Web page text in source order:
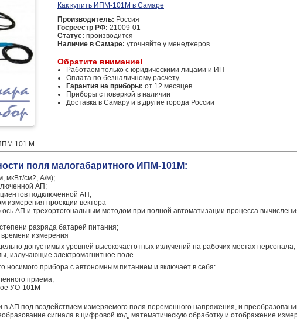
Как купить ИПМ-101М в Самаре
Производитель: Россия
Госреестр РФ: 21009-01
Статус: производится
Наличие в Самаре: уточняйте у менеджеров
Обратите внимание!
Работаем только с юридическими лицами и ИП
Оплата по безналичному расчету
Гарантия на приборы: от 12 месяцев
Приборы с поверкой в наличии
Доставка в Самару и в другие города России
101 М
поля малогабаритного ИПМ-101М:
мкВт/см2, А/м);
АП;
подключенной АП;
измерения проекции вектора
АП и трехортогональным методом при полной автоматизации процесса
разряда батарей питания;
времени измерения
допустимых уровней высокочастотных излучений на рабочих местах
излучающие электромагнитное поле.
носимого прибора с автономным питанием и включает в себя:
приема,
УО-101М
АП под воздействием измеряемого поля переменного напряжения, и
сигнала в цифровой код, математическую обработку и отображение